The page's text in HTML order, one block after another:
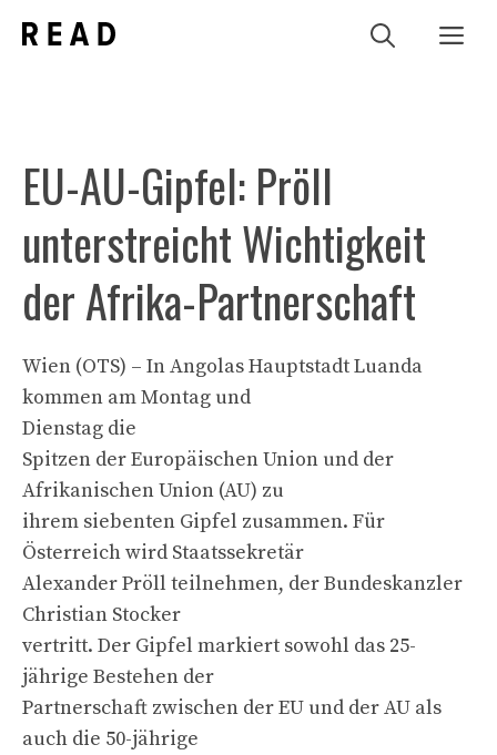
Inhalt
EU-AU-Gipfel: Pröll
unterstreicht Wichtigkeit
der Afrika-Partnerschaft
Wien (OTS) – In Angolas Hauptstadt Luanda
kommen am Montag und
Dienstag die
Spitzen der Europäischen Union und der
Afrikanischen Union (AU) zu
ihrem siebenten Gipfel zusammen. Für
Österreich wird Staatssekretär
Alexander Pröll teilnehmen, der Bundeskanzler
Christian Stocker
vertritt. Der Gipfel markiert sowohl das 25-
jährige Bestehen der
Partnerschaft zwischen der EU und der AU als
auch die 50-jährige